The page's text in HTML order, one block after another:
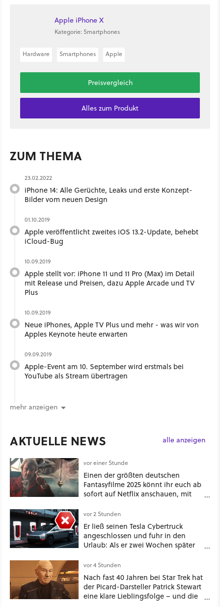
Apple iPhone X
Kategorie: Smartphones
Hardware Smartphones Apple
Preisvergleich
Alles zum Produkt
ZUM THEMA
23.02.2022
iPhone 14: Alle Gerüchte, Leaks und erste Konzept-
Bilder vom neuen Design
01.10.2019
Apple veröffentlicht zweites iOS 13.2-Update, behebt
iCloud-Bug
10.09.2019
Apple stellt vor: iPhone 11 und 11 Pro (Max) im Detail
mit Release und Preisen, dazu Apple Arcade und TV
Plus
10.09.2019
Neue iPhones, Apple TV Plus und mehr - was wir von
Apples Keynote heute erwarten
09.09.2019
Apple-Event am 10. September wird erstmals bei
YouTube als Stream übertragen
mehr anzeigen
AKTUELLE NEWS alle anzeigen
vor einer Stunde
Einen der größten deutschen
Fantasyfilme 2025 könnt ihr euch ab
sofort auf Netflix anschauen, mit
vor 2 Stunden
Er ließ seinen Tesla Cybertruck
angeschlossen und fuhr in den
Urlaub: Als er zwei Wochen später
mehr an [Best of GameStar]
vor 4 Stunden
Nach fast 40 Jahren bei Star Trek hat
der Picard-Darsteller Patrick Stewart
eine klare Lieblingsfolge – und die